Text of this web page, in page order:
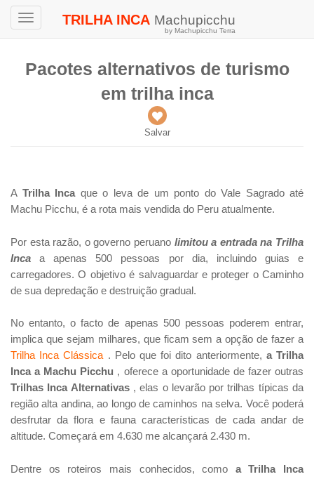
Toggle
TRILHA INCA Machupicchu
by Machupicchu Terra
Pacotes alternativos de turismo
em trilha inca
Salvar
A Trilha Inca que o leva de um ponto do Vale Sagrado até
Machu Picchu, é a rota mais vendida do Peru atualmente.
Por esta razão, o governo peruano limitou a entrada na Trilha
Inca a apenas 500 pessoas por dia, incluindo guias e
carregadores. O objetivo é salvaguardar e proteger o Caminho
de sua depredação e destruição gradual.
No entanto, o facto de apenas 500 pessoas poderem entrar,
implica que sejam milhares, que ficam sem a opção de fazer a
Trilha Inca Clássica. Pelo que foi dito anteriormente, a Trilha
Inca a Machu Picchu , oferece a oportunidade de fazer outras
Trilhas Inca Alternativas, elas o levarão por trilhas típicas da
região alta andina, ao longo de caminhos na selva. Você poderá
desfrutar da flora e fauna características de cada andar de
altitude. Começará em 4.630 me alcançará 2.430 m.
Dentre os roteiros mais conhecidos, como a Trilha Inca